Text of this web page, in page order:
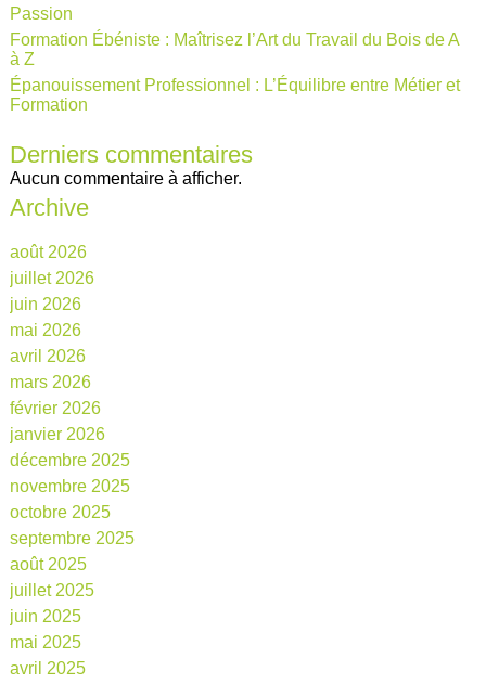
Passion
Formation Ébéniste : Maîtrisez l’Art du Travail du Bois de A
à Z
Épanouissement Professionnel : L’Équilibre entre Métier et
Formation
Derniers commentaires
Aucun commentaire à afficher.
Archive
août 2026
juillet 2026
juin 2026
mai 2026
avril 2026
mars 2026
février 2026
janvier 2026
décembre 2025
novembre 2025
octobre 2025
septembre 2025
août 2025
juillet 2025
juin 2025
mai 2025
avril 2025